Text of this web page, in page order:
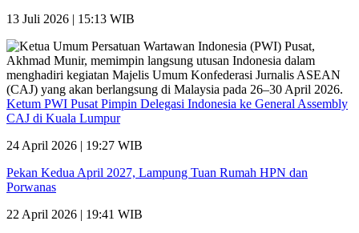
13 Juli 2026 | 15:13 WIB
Ketum PWI Pusat Pimpin Delegasi Indonesia ke General Assembly
CAJ di Kuala Lumpur
24 April 2026 | 19:27 WIB
Pekan Kedua April 2027, Lampung Tuan Rumah HPN dan
Porwanas
22 April 2026 | 19:41 WIB